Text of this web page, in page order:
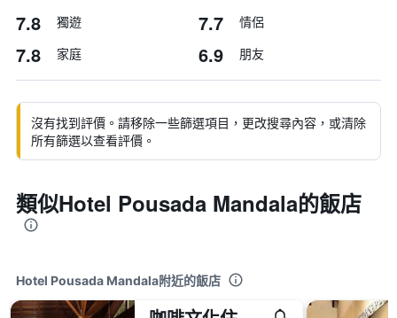
7.8 獨遊 7.7 情侶
7.8 家庭 6.9 朋友
沒有找到評價。請移除一些篩選項目，更改搜尋內容，或清除
所有篩選以查看評價。
類似Hotel Pousada Mandala的飯店
Hotel Pousada Mandala附近的飯店